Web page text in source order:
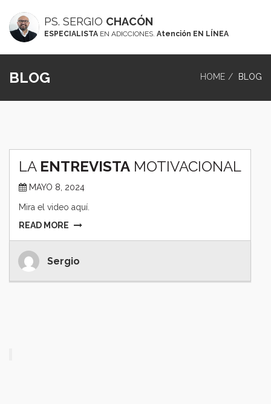
PS. SERGIO CHACÓN
ESPECIALISTA EN ADICCIONES. Atención EN LÍNEA
BLOG HOME BLOG
LA ENTREVISTA MOTIVACIONAL
MAYO 8, 2024
Mira el video aquí.
READ MORE
Sergio